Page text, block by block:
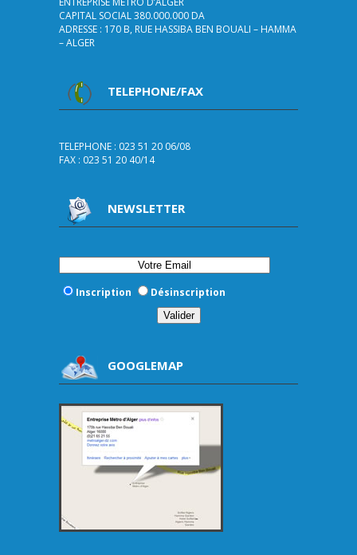
CAPITAL SOCIAL 380.000.000 DA
ADRESSE : 170 B, RUE HASSIBA BEN BOUALI – HAMMA
– ALGER
TELEPHONE/FAX
TELEPHONE : 023 51 20 06/08
FAX : 023 51 20 40/14
NEWSLETTER
Inscription Désinscription
GOOGLEMAP